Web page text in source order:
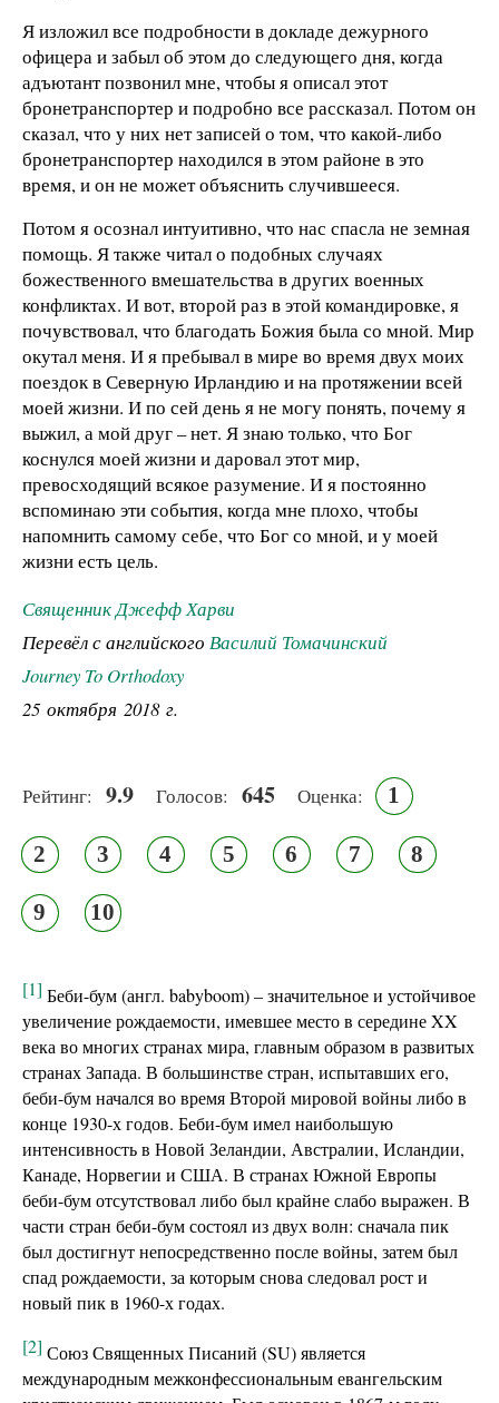
Я изложил все подробности в докладе дежурного
офицера и забыл об этом до следующего дня, когда
адъютант позвонил мне, чтобы я описал этот
бронетранспортер и подробно все рассказал. Потом он
сказал, что у них нет записей о том, что какой-либо
бронетранспортер находился в этом районе в это
время, и он не может объяснить случившееся.
Потом я осознал интуитивно, что нас спасла не земная
помощь. Я также читал о подобных случаях
божественного вмешательства в других военных
конфликтах. И вот, второй раз в этой командировке, я
почувствовал, что благодать Божия была со мной. Мир
окутал меня. И я пребывал в мире во время двух моих
поездок в Северную Ирландию и на протяжении всей
моей жизни. И по сей день я не могу понять, почему я
выжил, а мой друг – нет. Я знаю только, что Бог
коснулся моей жизни и даровал этот мир,
превосходящий всякое разумение. И я постоянно
вспоминаю эти события, когда мне плохо, чтобы
напомнить самому себе, что Бог со мной, и у моей
жизни есть цель.
Священник Джефф Харви
Перевёл с английского Василий Томачинский
Journey To Orthodoxy
25 октября 2018 г.
Рейтинг: 9.9 Голосов: 645 Оценка: 1
2 3 4 5 6 7 8
9 10
[1] Беби-бум (англ. babyboom) – значительное и устойчивое
увеличение рождаемости, имевшее место в середине XX
века во многих странах мира, главным образом в развитых
странах Запада. В большинстве стран, испытавших его,
беби-бум начался во время Второй мировой войны либо в
конце 1930-х годов. Беби-бум имел наибольшую
интенсивность в Новой Зеландии, Австралии, Исландии,
Канаде, Норвегии и США. В странах Южной Европы
беби-бум отсутствовал либо был крайне слабо выражен. В
части стран беби-бум состоял из двух волн: сначала пик
был достигнут непосредственно после войны, затем был
спад рождаемости, за которым снова следовал рост и
новый пик в 1960-х годах.
[2] Союз Священных Писаний (SU) является
международным межконфессиональным евангельским